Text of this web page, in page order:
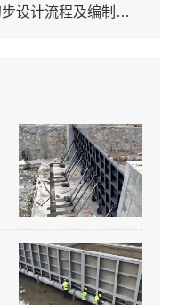
液压升降坝初步设计报告 项目初步设计流程及编制要点